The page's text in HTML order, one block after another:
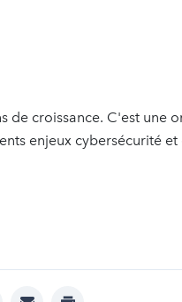
de croissance. C'est une
enjeux cybersécurité et
mail print